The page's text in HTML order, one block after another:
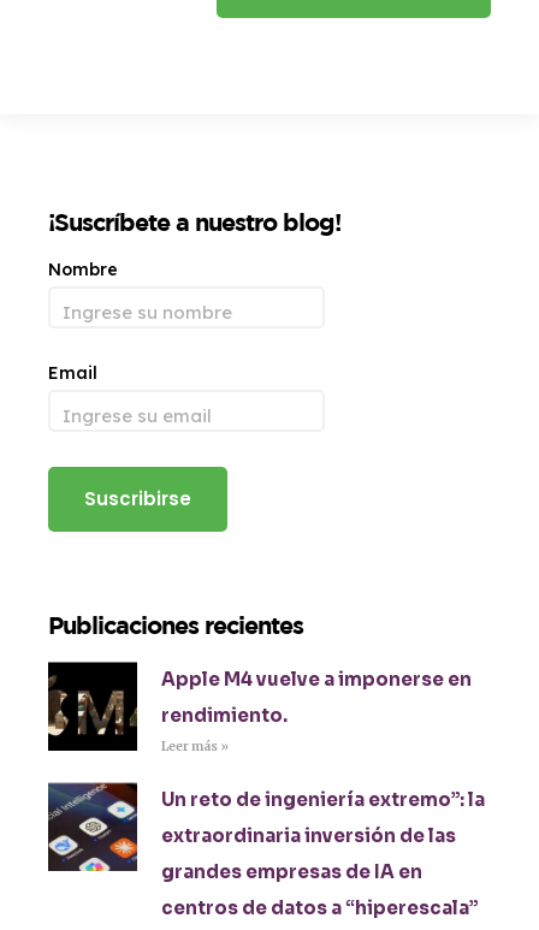
¡Suscríbete a nuestro blog!
Nombre
Email
Publicaciones recientes
Apple M4 vuelve a imponerse en
rendimiento.
Leer más »
Un reto de ingeniería extremo”: la
extraordinaria inversión de las
grandes empresas de IA en
centros de datos a “hiperescala”